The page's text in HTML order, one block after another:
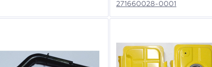
271660028-0001